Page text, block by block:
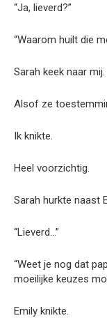
“Ja, lieverd?”
“Waarom huilt die
Sarah keek naar mij.
Alsof ze
Ik knikte.
Heel voorzichtig.
Sarah hurkte naast
“Lieverd…”
“Weet je nog dat
moeilijke keuzes
Emily knikte.